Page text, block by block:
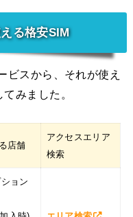
る格安SIM
ビスから、それが使え
みました。
店舗
アクセスエリア
検索
ョン